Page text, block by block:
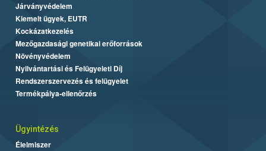
Járványvédelem
Kiemelt ügyek, EUTR
Kockázatkezelés
Mezőgazdasági genetikai erőforrások
Növényvédelem
Nyilvántartási és Felügyeleti Díj
Rendszerszervezés és felügyelet
Termékpálya-ellenőrzés
Ügyintézés
Élelmiszer